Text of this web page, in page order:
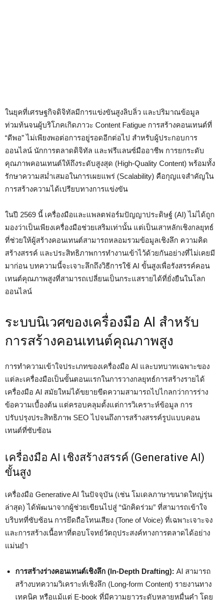
ในยุคที่เศรษฐกิจดิจิทัลมีการแข่งขันสูงลิบลิ่ว และปริมาณข้อมูล
ท่วมท้นจนผู้บริโภคเกิดภาวะ Content Fatigue การสร้างคอนเทนต์ที่
“ดีพอ” ไม่เพียงพอต่อการอยู่รอดอีกต่อไป สำหรับผู้ประกอบการ
ออนไลน์ นักการตลาดดิจิทัล และฟรีแลนซ์มืออาชีพ การยกระดับ
คุณภาพคอนเทนต์ให้ถึงระดับสูงสุด (High-Quality Content) พร้อมทั้ง
รักษาความสม่ำเสมอในการเผยแพร่ (Scalability) คือกุญแจสำคัญใน
การสร้างความได้เปรียบทางการแข่งขัน
ในปี 2569 นี้ เครื่องมือและแพลตฟอร์มปัญญาประดิษฐ์ (AI) ไม่ได้ถูก
มองว่าเป็นเพียงเครื่องมือช่วยเสริมเท่านั้น แต่เป็นเสาหลักเชิงกลยุทธ์
ที่ช่วยให้ผู้สร้างคอนเทนต์สามารถหลอมรวมข้อมูลเชิงลึก ความคิด
สร้างสรรค์ และประสิทธิภาพการทำงานเข้าไว้ด้วยกันอย่างที่ไม่เคยมี
มาก่อน บทความนี้จะเจาะลึกถึงวิธีการใช้ AI ขั้นสูงเพื่อรังสรรค์คอน
เทนต์คุณภาพสูงที่สามารถเปลี่ยนเป็นกระแสรายได้ที่ยั่งยืนในโลก
ออนไลน์
ระบบนิเวศของเครื่องมือ AI สำหรับ
การสร้างคอนเทนต์คุณภาพสูง
การทำความเข้าใจประเภทของเครื่องมือ AI และบทบาทเฉพาะของ
แต่ละเครื่องมือเป็นขั้นตอนแรกในการวางกลยุทธ์การสร้างรายได้
เครื่องมือ AI สมัยใหม่ได้ขยายขีดความสามารถไปไกลกว่าการร่าง
ข้อความเบื้องต้น แต่ครอบคลุมตั้งแต่การวิเคราะห์ข้อมูล การ
ปรับปรุงประสิทธิภาพ SEO ไปจนถึงการสร้างสรรค์รูปแบบคอน
เทนต์ที่ซับซ้อน
เครื่องมือ AI เชิงสร้างสรรค์ (Generative AI)
ขั้นสูง
เครื่องมือ Generative AI ในปัจจุบัน (เช่น โมเดลภาษาขนาดใหญ่รุ่น
ล่าสุด) ได้พัฒนาจากผู้ช่วยเขียนไปสู่ “นักคิดร่วม” ที่สามารถเข้าใจ
บริบทที่ซับซ้อน การยึดถือโทนเสียง (Tone of Voice) ที่เฉพาะเจาะจง
และการสร้างเนื้อหาที่ตอบโจทย์วัตถุประสงค์ทางการตลาดได้อย่าง
แม่นยำ
การสร้างร่างคอนเทนต์เชิงลึก (In-Depth Drafting): AI สามารถ
สร้างบทความวิเคราะห์เชิงลึก (Long-form Content) รายงานทาง
เทคนิค หรือแม้แต่ E-book ที่มีความยาวระดับหลายหมื่นคำ โดย